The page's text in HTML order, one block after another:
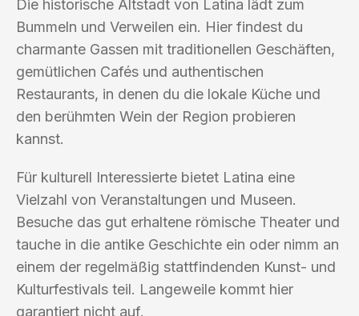
Die historische Altstadt von Latina lädt zum
Bummeln und Verweilen ein. Hier findest du
charmante Gassen mit traditionellen Geschäften,
gemütlichen Cafés und authentischen
Restaurants, in denen du die lokale Küche und
den berühmten Wein der Region probieren
kannst.
Für kulturell Interessierte bietet Latina eine
Vielzahl von Veranstaltungen und Museen.
Besuche das gut erhaltene römische Theater und
tauche in die antike Geschichte ein oder nimm an
einem der regelmäßig stattfindenden Kunst- und
Kulturfestivals teil. Langeweile kommt hier
garantiert nicht auf.